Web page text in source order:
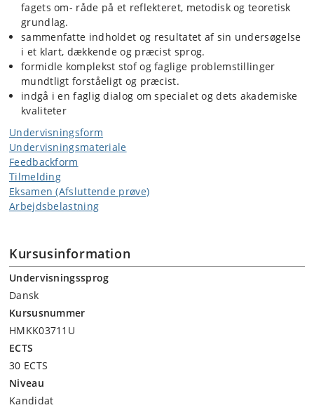
fagets om- råde på et reflekteret, metodisk og teoretisk
grundlag.
sammenfatte indholdet og resultatet af sin undersøgelse
i et klart, dækkende og præcist sprog.
formidle komplekst stof og faglige problemstillinger
mundtligt forståeligt og præcist.
indgå i en faglig dialog om specialet og dets akademiske
kvaliteter
Undervisningsform
Undervisningsmateriale
Feedbackform
Tilmelding
Eksamen (Afsluttende prøve)
Arbejdsbelastning
Kursusinformation
Undervisningssprog
Dansk
Kursusnummer
HMKK03711U
ECTS
30 ECTS
Niveau
Kandidat